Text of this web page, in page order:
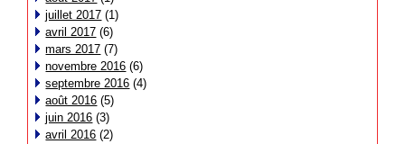
juillet 2017 (1)
avril 2017 (6)
mars 2017 (7)
novembre 2016 (6)
septembre 2016 (4)
août 2016 (5)
juin 2016 (3)
avril 2016 (2)